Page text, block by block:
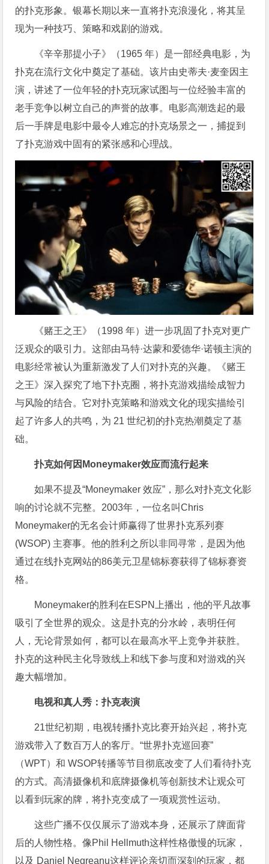
的扑克形象。银幕长期以来一直将扑克浪漫化，将其呈
现为一种技巧、策略和戏剧的游戏。
《辛辛那提小子》（1965 年）是一部经典电影，为
扑克在流行文化中奠定了基础。该片由史蒂夫·麦奎因主
演，讲述了一位年轻的扑克玩家试图与一位经验丰富的
老手竞争以树立自己的声誉的故事。电影高潮迭起的最
后一手牌是电影中最令人难忘的扑克场景之一，捕捉到
了扑克游戏中固有的紧张感和心理战。
《赌王之王》（1998 年）进一步巩固了扑克对更广
泛观众的吸引力。这部由马特·达蒙和爱德华·诺顿主演的
电影经常被认为重新激发了人们对扑克的兴趣。《赌王
之王》深入探究了地下扑克圈，将扑克游戏描绘成智力
与风险的结合。它对扑克策略和游戏文化的现实描绘引
起了许多人的共鸣，为 21 世纪初的扑克热潮奠定了基
础。
扑克如何因Moneymaker效应而流行起来
如果不提及“Moneymaker 效应”，那么对扑克文化影
响的讨论就不完整。2003年，一位名叫Chris
Moneymaker的无名会计师赢得了世界扑克系列赛
(WSOP) 主赛事。他的胜利之所以非同寻常，是因为他
通过在线扑克网站的86美元卫星锦标赛获得了锦标赛资
格。
Moneymaker的胜利在ESPN上播出，他的平凡故事
吸引了全世界的观众。这是扑克的分水岭，表明任何
人，无论背景如何，都可以在最高水平上竞争并获胜。
扑克的这种民主化导致线上和线下参与度和对游戏的兴
趣大幅增加。
电视和真人秀：扑克表演
21世纪初期，电视转播扑克比赛开始兴起，将扑克
游戏带入了数百万人的客厅。“世界扑克巡回赛”
（WPT）和 WSOP转播等节目彻底改变了人们看待扑克
的方式。高清摄像机和底牌摄像机等创新技术让观众可
以看到玩家的牌，将扑克变成了一项观赏性运动。
这些广播不仅仅展示了游戏本身，还展示了牌面背
后的人物性格。像Phil Hellmuth这样性格傲慢的玩家，
以及 Daniel Negreanu这样评论亲切而深刻的玩家，都